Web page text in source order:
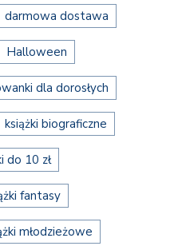
darmowa dostawa
Halloween
dla dorosłych
książki biograficzne
do 10 zł
fantasy
młodzieżowe